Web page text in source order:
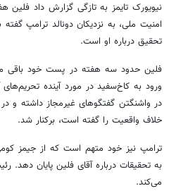
نیویورک تایمز به تازگی گزارش داد
امنیت ملی، به نزدیکان دونالد ترامپ
تحقیق درباره او است.
فلین حدود سه هفته در پست خود باقی
ورود به کاخ‌سفید در مورد آینده
در واشنگتن گفتگوهای غیرمجاز داشته و
خلاف واقعیت را گفته است، برکنار شد.
ترامپ نیز خود متهم است که از جیمز
به تحقیقات درباره آقای فلین پایان دهد.
می‌کند.